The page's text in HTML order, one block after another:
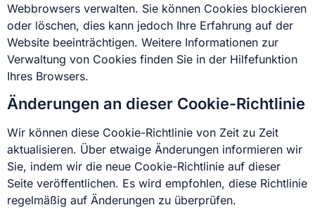
Webbrowsers verwalten. Sie können Cookies blockieren
oder löschen, dies kann jedoch Ihre Erfahrung auf der
Website beeinträchtigen. Weitere Informationen zur
Verwaltung von Cookies finden Sie in der Hilfefunktion
Ihres Browsers.
Änderungen an dieser Cookie-Richtlinie
Wir können diese Cookie-Richtlinie von Zeit zu Zeit
aktualisieren. Über etwaige Änderungen informieren wir
Sie, indem wir die neue Cookie-Richtlinie auf dieser
Seite veröffentlichen. Es wird empfohlen, diese Richtlinie
regelmäßig auf Änderungen zu überprüfen.